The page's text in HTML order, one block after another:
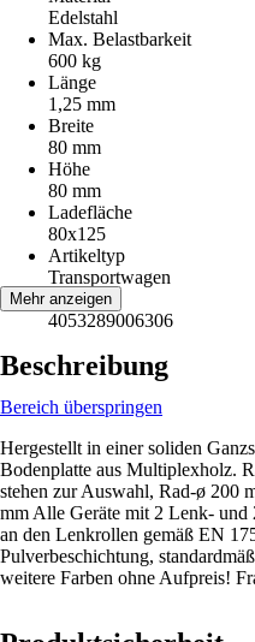
Edelstahl
Max. Belastbarkeit
600 kg
Länge
1,25 mm
Breite
80 mm
Höhe
80 mm
Ladefläche
80x125
Artikeltyp
Transportwagen
EAN
4053289006306
Mehr anzeigen
Beschreibung
Bereich überspringen
Hergestellt in einer soliden
Bodenplatte aus Multiplexholz.
stehen zur Auswahl, Rad-ø 200
mm Alle Geräte mit 2 Lenk- und
an den Lenkrollen gemäß EN
Pulverbeschichtung,
weitere Farben ohne Aufpreis!